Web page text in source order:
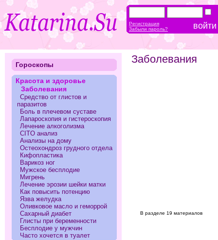
Заболевания
В разделе 19 материалов
Гороскопы
Красота и здоровье
Заболевания
Средство от глистов и
паразитов
Боль в плечевом суставе
Лапароскопия и гистероскопия
Лечение алкоголизма
CITO анализ
Анализы на дому
Остеохондроз грудного отдела
Кифопластика
Варикоз ног
Мужское бесплодие
Мигрень
Лечение эрозии шейки матки
Как повысить потенцию
Язва желудка
Оливковое масло и геморрой
Сахарный диабет
Глисты при беременности
Бесплодие у мужчин
Часто хочется в туалет
Регистрация
Забыли пароль?